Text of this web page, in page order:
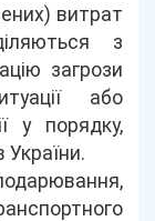
витрат
з
загрози
або
у порядку,
України.